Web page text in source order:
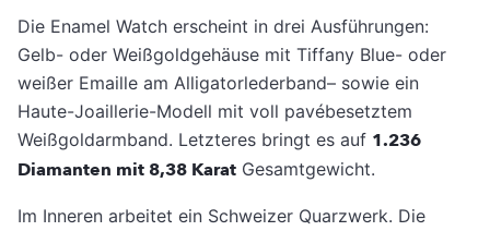
Die Enamel Watch erscheint in drei Ausführungen:
Gelb- oder Weißgoldgehäuse mit Tiffany Blue- oder
weißer Emaille am Alligatorlederband– sowie ein
Haute-Joaillerie-Modell mit voll pavébesetztem
Weißgoldarmband. Letzteres bringt es auf 1.236
Diamanten mit 8,38 Karat Gesamtgewicht.
Im Inneren arbeitet ein Schweizer Quarzwerk. Die